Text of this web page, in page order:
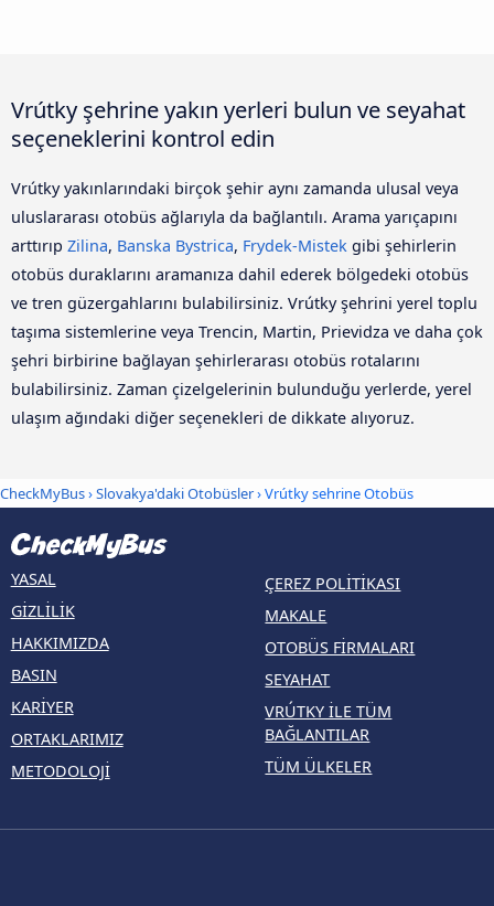
Vrútky şehrine yakın yerleri bulun ve seyahat
seçeneklerini kontrol edin
Vrútky yakınlarındaki birçok şehir aynı zamanda ulusal veya
uluslararası otobüs ağlarıyla da bağlantılı. Arama yarıçapını
arttırıp Zilina, Banska Bystrica, Frydek-Mistek gibi şehirlerin
otobüs duraklarını aramanıza dahil ederek bölgedeki otobüs
ve tren güzergahlarını bulabilirsiniz. Vrútky şehrini yerel toplu
taşıma sistemlerine veya Trencin, Martin, Prievidza ve daha çok
şehri birbirine bağlayan şehirlerarası otobüs rotalarını
bulabilirsiniz. Zaman çizelgelerinin bulunduğu yerlerde, yerel
ulaşım ağındaki diğer seçenekleri de dikkate alıyoruz.
CheckMyBus›Slovakya'daki Otobüsler› Vrútky sehrine Otobüs
YASAL
GIZLILIK
HAKKIMIZDA
BASIN
KARIYER
ORTAKLARIMIZ
METODOLOJI
ÇEREZ POLITIKASI
MAKALE
OTOBÜS FIRMALARI
SEYAHAT
VRÚTKY ILE TÜM
BAĞLANTILAR
TÜM ÜLKELER